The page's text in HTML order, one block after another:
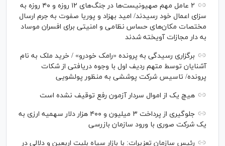
۲ عامل مهم صهیونیست‌ها در جنگ‌های ۱۲ روزه و ۴۰ روزه به
سزای اعمال خود رسیدند/ امید بهزاد و پوریا صفوت به جرم ارسال
مختصات مکان‌های حساس نظامی و امنیتی برای افسران موساد
به دار مجازات آویخته شدند
برگزاری رسیدگی به پرونده «رامک خودرو» / خرید ملک به نام
آشنایان توسط متهم ردیف اول با وجوه دریافتی از شکات
پرونده/ تاسیس شرکت پوششی به منظور پولشویی
هیچ یک از اموال سردار آزمون رفع توقیف نشده است
جلوگیری از پرداخت ۳ میلیون و ۴۰۰ هزار دلار سهمیه ارزی به
یک شرکت صوری با ورود سازمان بازرسی
رئیس سازمان تعزیرات: با بازار سیاه بلیت اربعین و دلالی در